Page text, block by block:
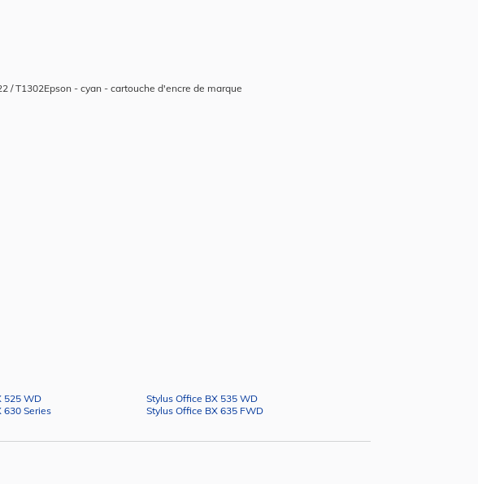
/ T1302Epson - cyan - cartouche d'encre de marque
525 WD
Stylus Office BX 535 WD
630 Series
Stylus Office BX 635 FWD